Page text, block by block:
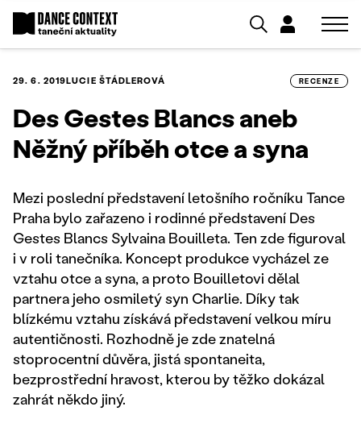
29. 6. 2019LUCIE ŠTÁDLEROVÁ RECENZE
Des Gestes Blancs aneb
Něžný příběh otce a syna
Mezi poslední představení letošního ročníku Tance
Praha bylo zařazeno i rodinné představení Des
Gestes Blancs Sylvaina Bouilleta. Ten zde figuroval
i v roli tanečníka. Koncept produkce vycházel ze
vztahu otce a syna, a proto Bouilletovi dělal
partnera jeho osmiletý syn Charlie. Díky tak
blízkému vztahu získává představení velkou míru
autentičnosti. Rozhodně je zde znatelná
stoprocentní důvěra, jistá spontaneita,
bezprostřední hravost, kterou by těžko dokázal
zahrát někdo jiný.